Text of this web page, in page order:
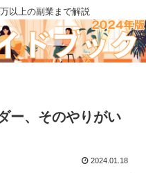
以上の副業まで解説
ー、そのやりがい
2024.01.18